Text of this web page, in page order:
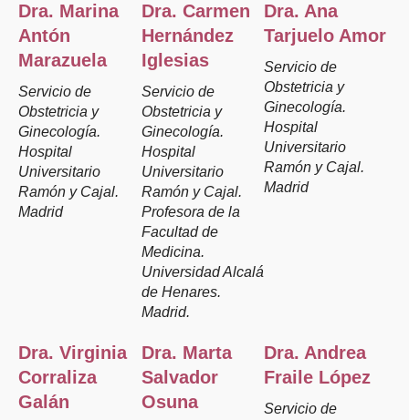
Dra. Marina
Antón
Marazuela
Servicio de
Obstetricia y
Ginecología.
Hospital
Universitario
Ramón y Cajal.
Madrid
Dra. Carmen
Hernández
Iglesias
Servicio de
Obstetricia y
Ginecología.
Hospital
Universitario
Ramón y Cajal.
Profesora de la
Facultad de
Medicina.
Universidad Alcalá
de Henares.
Madrid.
Dra. Ana
Tarjuelo Amor
Servicio de
Obstetricia y
Ginecología.
Hospital
Universitario
Ramón y Cajal.
Madrid
Dra. Virginia
Corraliza
Galán
Dra. Marta
Salvador
Osuna
Dra. Andrea
Fraile López
Servicio de